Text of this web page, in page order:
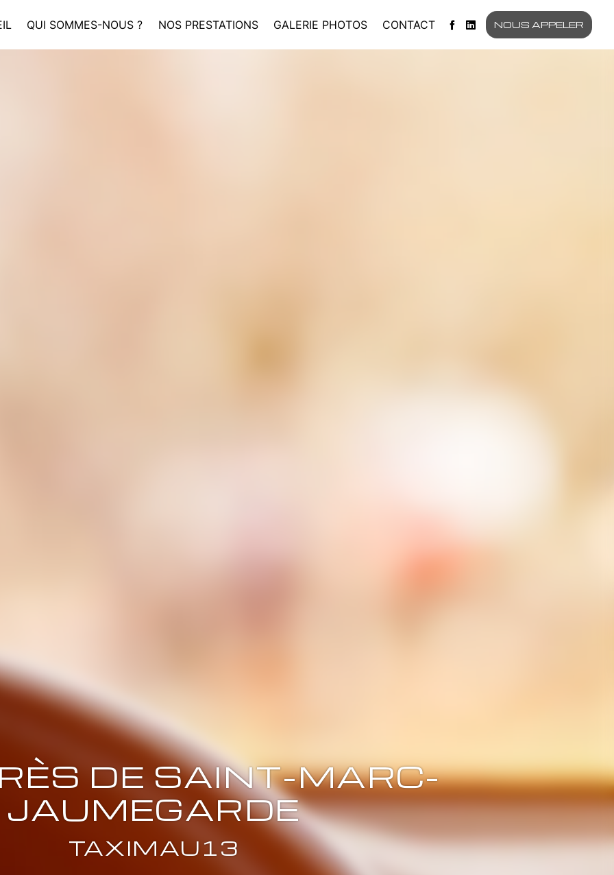
QUI SOMMES-NOUS ? NOS PRESTATIONS GALERIE PHOTOS CONTACT NOUS APPELER
DE SAINT-MARC-
JAUMEGARDE
TAXIMAU13